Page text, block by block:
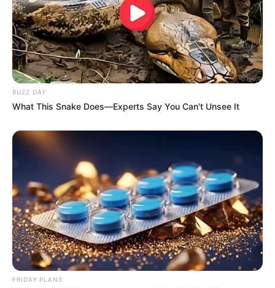
BUZZ DAY
What This Snake Does—Experts Say You Can't Unsee It
FRIDAY PLANS